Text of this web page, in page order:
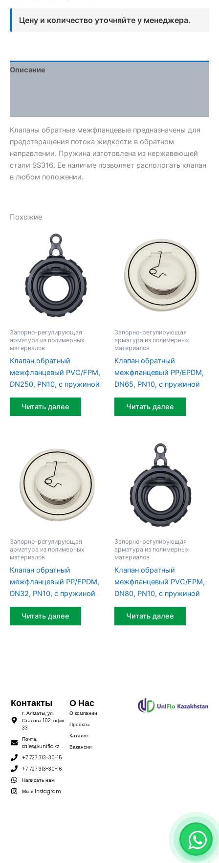
Цену и количество уточняйте у менеджера.
Описание
Клапаны обратные межфланцевые предназначены для
предотвращения потока жидкости в обратном
направлении. Пружина изготовлена из нержавеющей
стали SS316. Ее наличие позволяет распологать клапан
в любом положении.
Похожие
Запорно-регулирующая
арматура из полимерных
материалов
Клапан обратный
межфланцевый PVC/FPM,
DN250, PN10, с пружиной
Читать далее
Запорно-регулирующая
арматура из полимерных
материалов
Клапан обратный
межфланцевый PP/EPDM,
DN65, PN10, с пружиной
Читать далее
Запорно-регулирующая
арматура из полимерных
материалов
Клапан обратный
межфланцевый PP/EPDM,
DN32, PN10, с пружиной
Читать далее
Запорно-регулирующая
арматура из полимерных
материалов
Клапан обратный
межфланцевый PVC/FPM,
DN80, PN10, с пружиной
Читать далее
О Нас
О компании
Проекты
Каталог
Вакансии
Контакты
г. Алматы, ул.
Стасова 102, офис
33
Почта:
sales@uniflo.kz
+7 727 313-30-15
+7 727 313-30-16
Написать нам
Мы в Instagram